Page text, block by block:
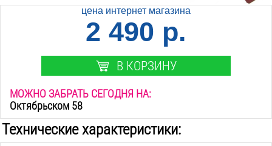
цена интернет магазина
2 490 р.
В КОРЗИНУ
МОЖНО ЗАБРАТЬ СЕГОДНЯ НА:
Октябрьском 58
Технические характеристики: